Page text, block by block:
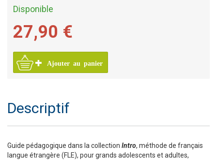
Disponible
27,90 €
Ajouter au panier
Descriptif
Guide pédagogique dans la collection Intro, méthode de français
langue étrangère (FLE), pour grands adolescents et adultes,